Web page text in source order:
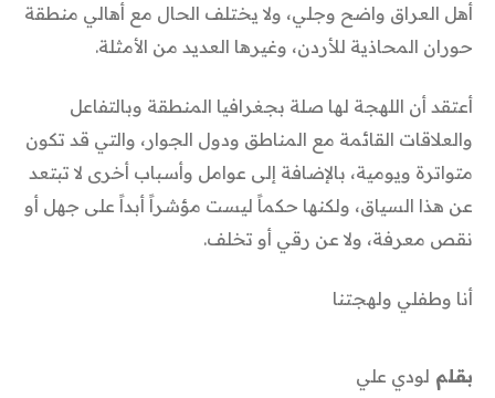
أهل العراق واضح وجلي، ولا يختلف الحال مع أهالي منطقة
حوران المحاذية للأردن، وغيرها العديد من الأمثلة.
أعتقد أن اللهجة لها صلة بجغرافيا المنطقة وبالتفاعل
والعلاقات القائمة مع المناطق ودول الجوار، والتي قد تكون
متواترة ويومية، بالإضافة إلى عوامل وأسباب أخرى لا تبتعد
عن هذا السياق، ولكنها حكماً ليست مؤشراً أبداً على جهل أو
نقص معرفة، ولا عن رقي أو تخلف.
أنا وطفلي ولهجتنا
بقلم لودي علي